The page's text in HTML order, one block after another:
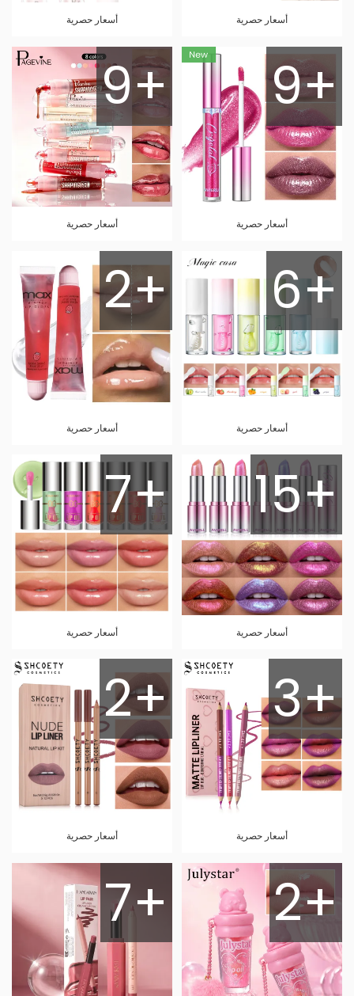
أسعار حصرية أسعار حصرية
9+
أسعار حصرية
9+
أسعار حصرية
6+
أسعار حصرية
2+
أسعار حصرية
15+
أسعار حصرية
7+
أسعار حصرية
3+
أسعار حصرية
2+
أسعار حصرية
2+
7+